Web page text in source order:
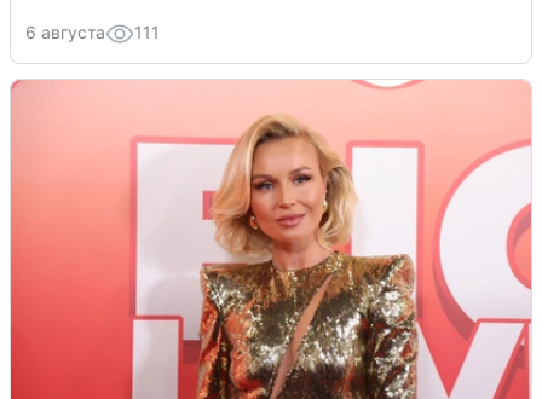
6 августа 111